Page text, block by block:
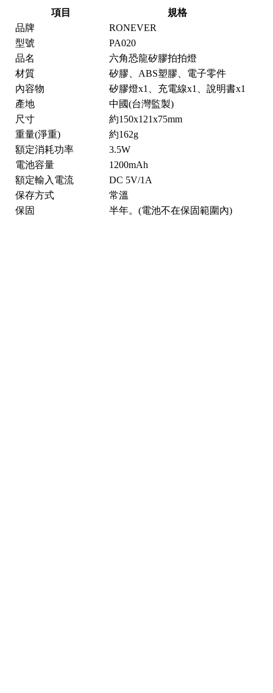
項目
規格
品牌
RONEVER
型號
PA020
品名
六角恐龍矽膠拍拍燈
材質
矽膠、ABS塑膠、電子零件
內容物
矽膠燈x1、充電線x1、說明書x1
產地
中國(台灣監製)
尺寸
約150x121x75mm
重量(淨重)
約162g
額定消耗功率
3.5W
電池容量
1200mAh
額定輸入電流
DC 5V/1A
保存方式
常溫
保固
半年。(電池不在保固範圍內)